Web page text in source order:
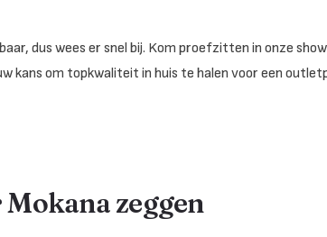
dus wees er snel bij. Kom proefzitten in onze
kans om topkwaliteit in huis te halen voor een
zeggen